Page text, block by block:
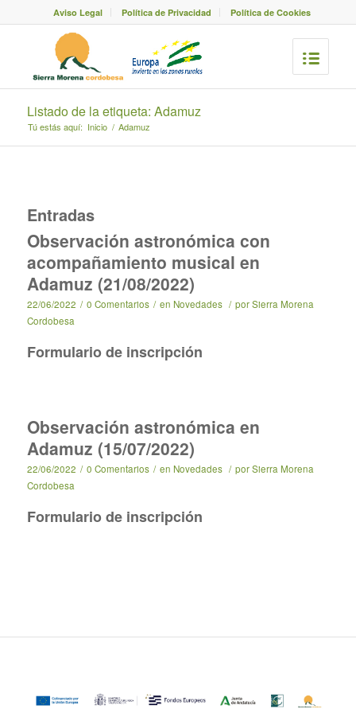
Aviso Legal Política de Privacidad Política de Cookies
Listado de la etiqueta: Adamuz
Tú estás aquí: Inicio / Adamuz
Entradas
Observación astronómica con
acompañamiento musical en
Adamuz (21/08/2022)
22/06/2022 / 0 Comentarios / en Novedades / porSierra Morena
Cordobesa
Formulario de inscripción
Observación astronómica en
Adamuz (15/07/2022)
22/06/2022 / 0 Comentarios / en Novedades / porSierra Morena
Cordobesa
Formulario de inscripción